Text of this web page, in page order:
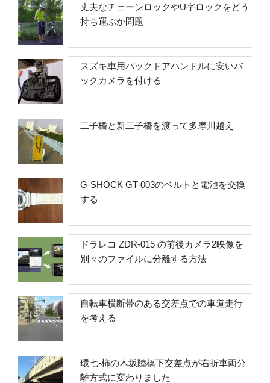
丈夫なチェーンロックやU字ロックをどう
持ち運ぶか問題
スズキ車用バックドアハンドルに安いバ
ックカメラを付ける
二子橋と新二子橋を渡って多摩川越え
G-SHOCK GT-003のベルトと電池を交換
する
ドラレコ ZDR-015 の前後カメラ2映像を
別々のファイルに分離する方法
自転車横断帯のある交差点での車道走行
を考える
環七-柿の木坂陸橋下交差点が右折車両分
離方式に変わりました